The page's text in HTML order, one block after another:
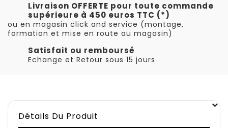
Livraison OFFERTE pour toute commande
supérieure à 450 euros TTC (*)
ou en magasin click and service (montage,
formation et mise en route au magasin)
Satisfait ou remboursé
Echange et Retour sous 15 jours
Détails Du Produit